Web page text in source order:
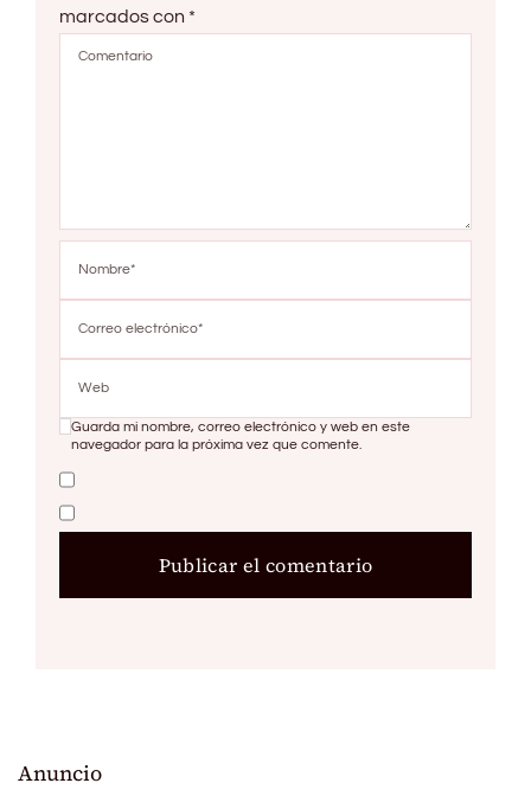
marcados con *
Guarda mi nombre, correo electrónico y web en este
navegador para la próxima vez que comente.
Anuncio